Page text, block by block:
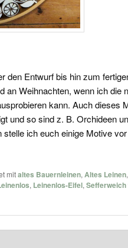
den Entwurf bis hin zum
an Weihnachten, wenn ich die
kann. Auch dieses
und so sind z. B. Orchideen
ich euch einige Motive
mitaltes Bauernleinen, Altes Leinen,
, Leinenlos-Eifel, Sefferweich